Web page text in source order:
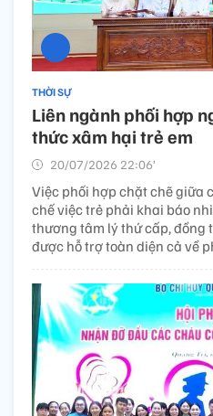
THỜI SỰ
Liên ngành phối hợp
thức xâm hại trẻ em
20/07/2026 22:06’
Việc phối hợp chặt chẽ giữa
chế việc trẻ phải khai báo
thương tâm lý thứ cấp, đồng
được hỗ trợ toàn diện cả về